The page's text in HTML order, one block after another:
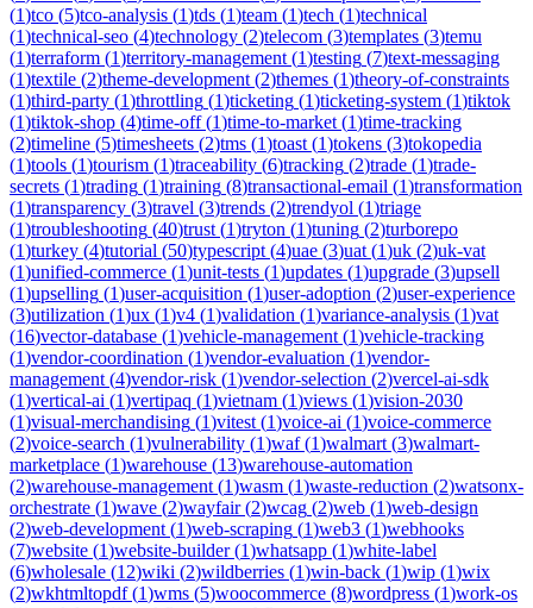
(1)tco (5)tco-analysis (1)tds (1)team (1)tech (1)technical
(1)technical-seo (4)technology (2)telecom (3)templates (3)temu
(1)terraform (1)territory-management (1)testing (7)text-messaging
(1)textile (2)theme-development (2)themes (1)theory-of-constraints
(1)third-party (1)throttling (1)ticketing (1)ticketing-system (1)tiktok
(1)tiktok-shop (4)time-off(1)time-to-market (1)time-tracking
(2)timeline (5)timesheets (2)tms (1)toast (1)tokens (3)tokopedia
(1)tools (1)tourism (1)traceability (6)tracking (2)trade (1)trade-
secrets (1)trading (1)training (8)transactional-email (1)transformation
(1)transparency (3)travel (3)trends (2)trendyol (1)triage
(1)troubleshooting (40)trust (1)tryton (1)tuning (2)turborepo
(1)turkey (4)tutorial (50)typescript (4)uae (3)uat (1)uk (2)uk-vat
(1)unified-commerce (1)unit-tests (1)updates (1)upgrade (3)upsell
(1)upselling (1)user-acquisition (1)user-adoption (2)user-experience
(3)utilization (1)ux (1)v4 (1)validation (1)variance-analysis (1)vat
(16)vector-database (1)vehicle-management (1)vehicle-tracking
(1)vendor-coordination (1)vendor-evaluation (1)vendor-
management (4)vendor-risk (1)vendor-selection (2)vercel-ai-sdk
(1)vertical-ai (1)vertipaq (1)vietnam (1)views (1)vision-2030
(1)visual-merchandising (1)vitest (1)voice-ai (1)voice-commerce
(2)voice-search (1)vulnerability (1)waf(1)walmart (3)walmart-
marketplace (1)warehouse (13)warehouse-automation
(2)warehouse-management (1)wasm (1)waste-reduction (2)watsonx-
orchestrate (1)wave (2)wayfair(2)wcag (2)web (1)web-design
(2)web-development (1)web-scraping (1)web3 (1)webhooks
(7)website (1)website-builder(1)whatsapp (1)white-label
(6)wholesale (12)wiki (2)wildberries (1)win-back (1)wip (1)wix
(2)wkhtmltopdf(1)wms (5)woocommerce (8)wordpress (1)work-os